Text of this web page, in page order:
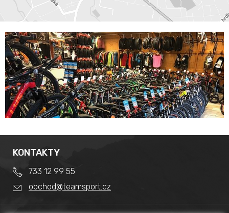
KONTAKTY
733 12 99 55
obchod@teamsport.cz